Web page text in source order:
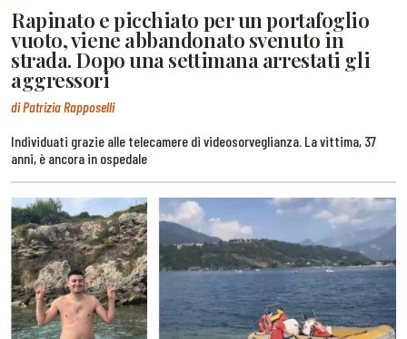
Rapinato e picchiato per un portafoglio
vuoto, viene abbandonato svenuto in
strada. Dopo una settimana arrestati gli
aggressori
di Patrizia Rapposelli
Individuati grazie alle telecamere di videosorveglianza. La vittima, 37
anni, è ancora in ospedale